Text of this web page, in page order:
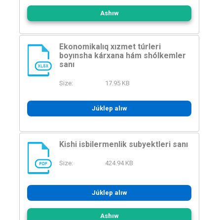
Ashıw
XLSX
Ekonomikalıq xızmet túrleri
boyınsha kárxana hám shólkemler
sanı
Size: 17.95 KB
Júklep alıw
PDF
Kishi isbilermenlik subyektleri sanı
Size: 424.94 KB
Júklep alıw
Ashıw